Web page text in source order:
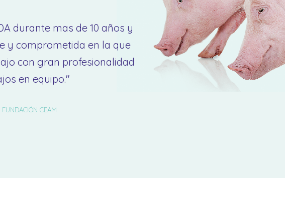
durante mas de 10 años y
y comprometida en la que
con gran profesionalidad
en equipo."
FUNDACIÓN CEAM